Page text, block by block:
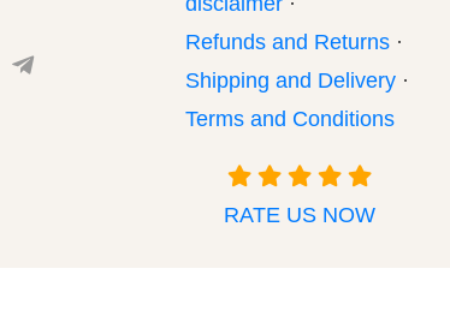
disclaimer ·
Refunds and Returns ·
Shipping and Delivery ·
Terms and Conditions
RATE US NOW